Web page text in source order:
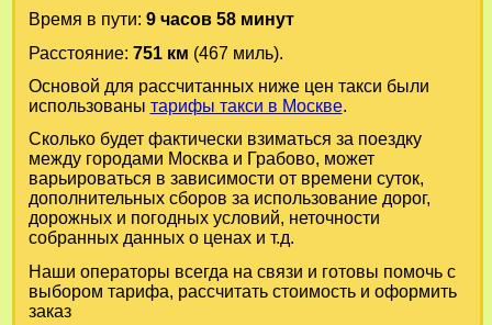
Время в пути: 9 часов 58 минут
Расстояние: 751 км (467 миль).
Основой для рассчитанных ниже цен такси были
использованы тарифы такси в Москве.
Сколько будет фактически взиматься за поездку
между городами Москваи Грабово, может
варьироваться в зависимости от времени суток,
дополнительных сборов за использование дорог,
дорожных и погодных условий, неточности
собранных данных о ценах и т.д.
Наши операторы всегда на связи и готовы помочь с
выбором тарифа, рассчитать стоимость и оформить
заказ